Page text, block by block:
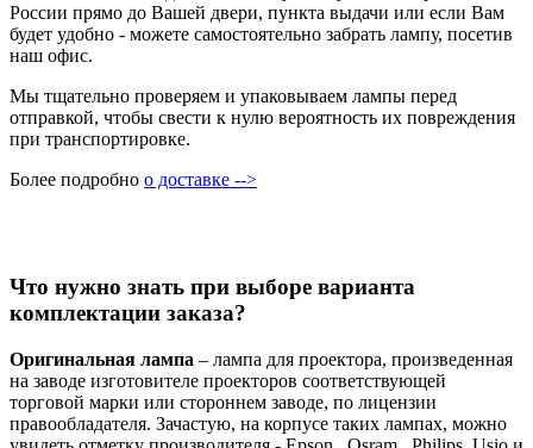
России прямо до Вашей двери, пункта выдачи или если Вам
будет удобно - можете самостоятельно забрать лампу, посетив
наш офис.
Мы тщательно проверяем и упаковываем лампы перед
отправкой, чтобы свести к нулю вероятность их повреждения
при транспортировке.
Более подробно о доставке -->
Что нужно знать при выборе варианта
комплектации заказа?
Оригинальная лампа – лампа для проектора, произведенная
на заводе изготовителе проекторов соответствующей
торговой марки или стороннем заводе, по лицензии
правообладателя. Зачастую, на корпусе таких лампах, можно